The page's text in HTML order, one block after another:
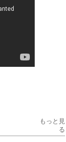
もっと見
る